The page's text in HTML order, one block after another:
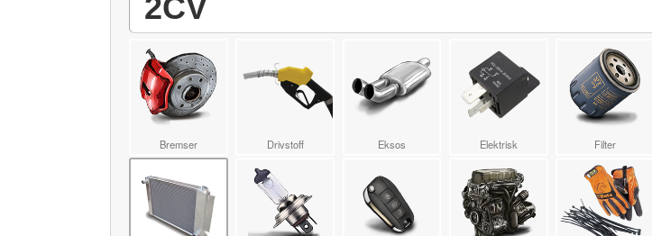
Bremser Drivstoff Eksos Elektrisk Filter